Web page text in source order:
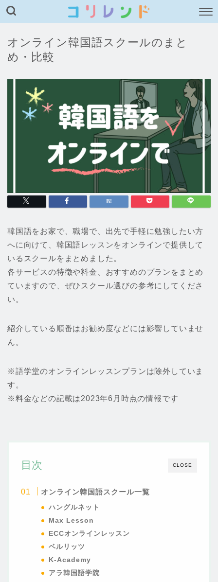
オンライン韓国語スクールのまと
め・比較
韓国語をお家で、職場で、出先で手軽に勉強したい方
へに向けて、韓国語レッスンをオンラインで提供して
いるスクールをまとめました。
各サービスの特徴や料金、おすすめのプランをまとめ
ていますので、ぜひスクール選びの参考にしてくださ
い。
紹介している順番はお勧め度などには影響していませ
ん。
※語学堂のオンラインレッスンプランは除外していま
す。
※料金などの記載は2023年6月時点の情報です
CLOSE
目次
オンライン韓国語スクール一覧
ハングルネット
Max Lesson
ECCオンラインレッスン
ベルリッツ
K-Academy
アラ韓国語学院